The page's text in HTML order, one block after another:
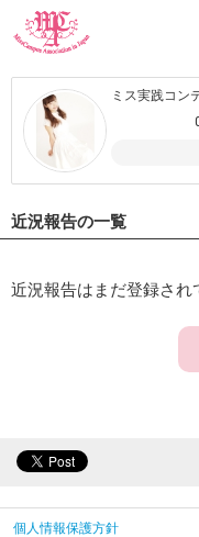
ミス実践コン
近況報告の一覧
近況報告はまだ登録され
個人情報保護方針